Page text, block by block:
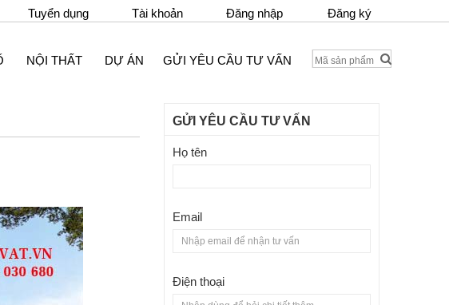
Tuyển dụng Tài khoản Đăng nhập Đăng ký
NỘI THẤT DỰ ÁN GỬI YÊU CẦU TƯ VẤN
GỬI YÊU CẦU TƯ VẤN
Họ tên
Email
Điện thoại